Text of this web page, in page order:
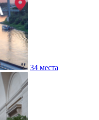
34 места